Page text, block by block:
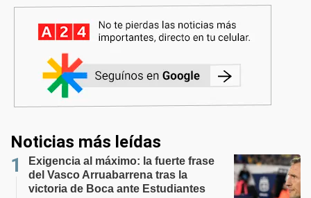
Noticias más leídas
Exigencia al máximo: la fuerte frase
del Vasco Arruabarrena tras la
victoria de Boca ante Estudiantes